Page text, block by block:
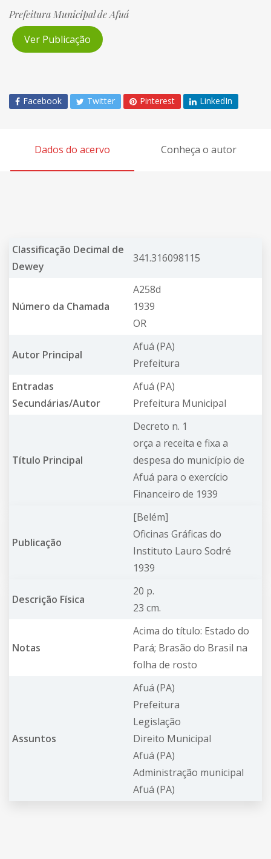
Prefeitura Municipal de Afuá
Ver Publicação
Facebook Twitter Pinterest LinkedIn
Dados do acervo Conheça o autor
Classificação Decimal de
Dewey
341.316098115
Número da Chamada
A258d
1939
OR
Autor Principal
Afuá (PA)
Prefeitura
Entradas
Secundárias/Autor
Afuá (PA)
Prefeitura Municipal
Título Principal
Decreto n. 1
orça a receita e fixa a
despesa do município de
Afuá para o exercício
Financeiro de 1939
Publicação
[Belém]
Oficinas Gráficas do
Instituto Lauro Sodré
1939
Descrição Física
20 p.
23 cm.
Notas
Acima do título: Estado do
Pará; Brasão do Brasil na
folha de rosto
Assuntos
Afuá (PA)
Prefeitura
Legislação
Direito Municipal
Afuá (PA)
Administração municipal
Afuá (PA)